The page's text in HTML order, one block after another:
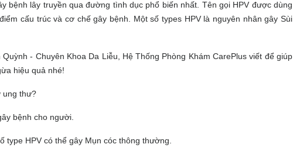
bệnh lây truyền qua đường tình dục phổ biến nhất. Tên gọi HPV được dùng
cấu trúc và cơ chế gây bệnh. Một số types HPV là nguyên nhân gây Sùi
- Chuyên Khoa Da Liễu, Hệ Thống Phòng Khám CarePlus viết để giúp
hiệu quả nhé!
ung thư?
bệnh cho người.
type HPV có thể gây Mụn cóc thông thường.